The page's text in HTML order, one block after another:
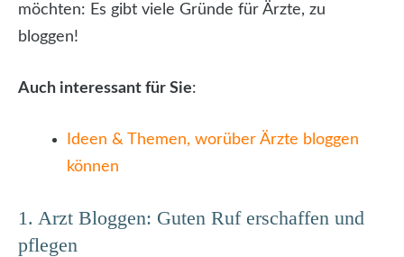
möchten: Es gibt viele Gründe für Ärzte, zu
bloggen!
Auch interessant für Sie:
Ideen & Themen, worüber Ärzte bloggen
können
1. Arzt Bloggen: Guten Ruf erschaffen und
pflegen